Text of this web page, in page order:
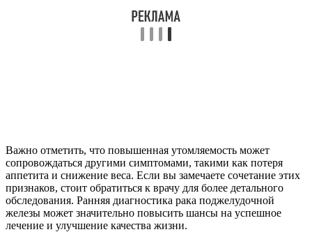
Важно отметить, что повышенная утомляемость может
сопровождаться другими симптомами, такими как потеря
аппетита и снижение веса. Если вы замечаете сочетание этих
признаков, стоит обратиться к врачу для более детального
обследования. Ранняя диагностика рака поджелудочной
железы может значительно повысить шансы на успешное
лечение и улучшение качества жизни.